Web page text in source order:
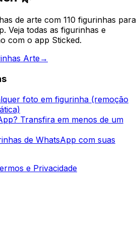
de arte com 110 figurinhas para
Veja todas as figurinhas e
com o app Sticked.
Arte→
foto em figurinha (remoção
Transfira em menos de um
de WhatsApp com suas
e Privacidade